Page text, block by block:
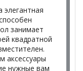
занимает
квадратной
аксессуары
нужные вам